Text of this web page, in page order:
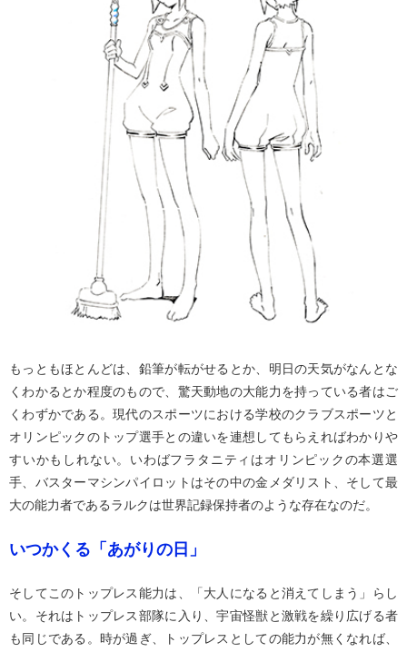
もっともほとんどは、鉛筆が転がせるとか、明日の天気がなんとな
くわかるとか程度のもので、驚天動地の大能力を持っている者はご
くわずかである。現代のスポーツにおける学校のクラブスポーツと
オリンピックのトップ選手との違いを連想してもらえればわかりや
すいかもしれない。いわばフラタニティはオリンピックの本選選
手、バスターマシンパイロットはその中の金メダリスト、そして最
大の能力者であるラルクは世界記録保持者のような存在なのだ。
いつかくる「あがりの日」
そしてこのトップレス能力は、「大人になると消えてしまう」らし
い。それはトップレス部隊に入り、宇宙怪獣と激戦を繰り広げる者
も同じである。時が過ぎ、トップレスとしての能力が無くなれば、